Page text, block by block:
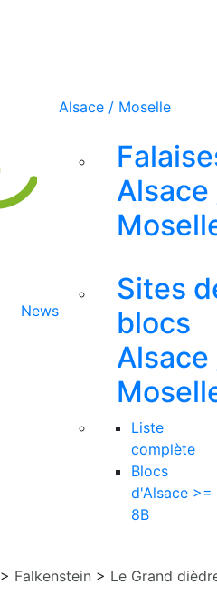
News
Alsace / Moselle
Alsace
Sites
blocs
Alsace
Liste
complète
Blocs
d'Alsace >=
8B
> Falkenstein > Le Grand